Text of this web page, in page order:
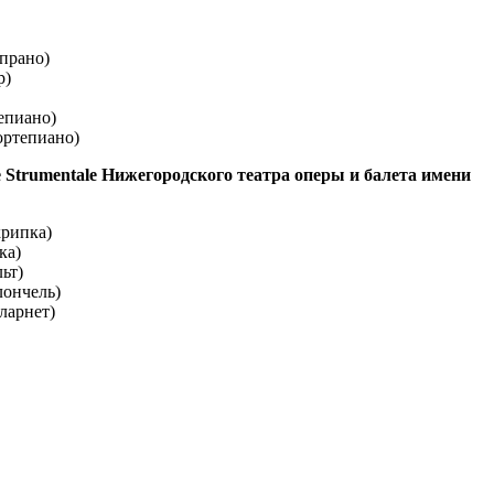
Нижегородского театра оперы и балета имени